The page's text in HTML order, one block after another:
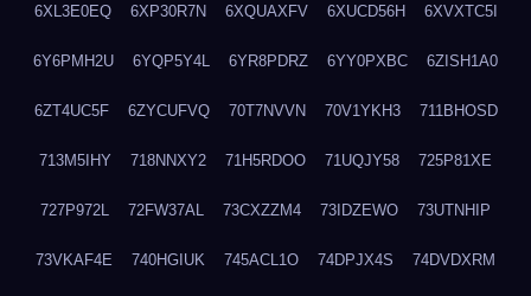
6XL3E0EQ 6XP30R7N 6XQUAXFV 6XUCD56H 6XVXTC5I
6Y6PMH2U 6YQP5Y4L 6YR8PDRZ 6YY0PXBC 6ZISH1A0
6ZT4UC5F 6ZYCUFVQ 70T7NVVN 70V1YKH3 711BHOSD
713M5IHY 718NNXY2 71H5RDOO 71UQJY58 725P81XE
727P972L 72FW37AL 73CXZZM4 73IDZEWO 73UTNHIP
73VKAF4E 740HGIUK 745ACL1O 74DPJX4S 74DVDXRM